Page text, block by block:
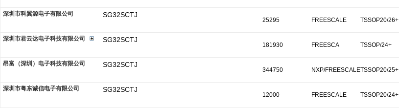
深圳市科翼源电子有限公司 SG32SCTJ
25295 FREESCALE TSSOP20/26+
深圳市君云达电子科技有限公司 SG32SCTJ
181930 FREESCA TSSOP/24+
昂富（深圳）电子科技有限公司 SG32SCTJ
344750 NXP/FREESCALETSSOP20/25+
深圳市粤东诚信电子有限公司
SG32SCTJ
12000 FREESCALE TSSOP20/24+